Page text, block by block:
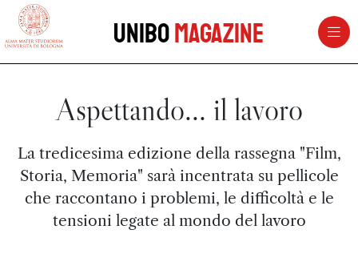
vai al contenuto della pagina
UniboMagazine
Aspettando... il lavoro
La tredicesima edizione della rassegna "Film,
Storia, Memoria" sarà incentrata su pellicole
che raccontano i problemi, le difficoltà e le
tensioni legate al mondo del lavoro